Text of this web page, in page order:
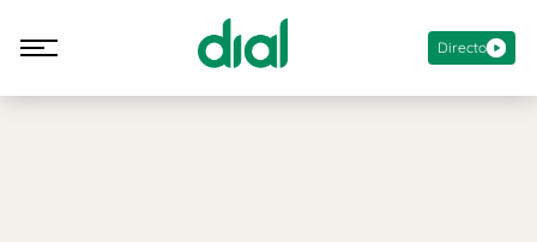
Directo